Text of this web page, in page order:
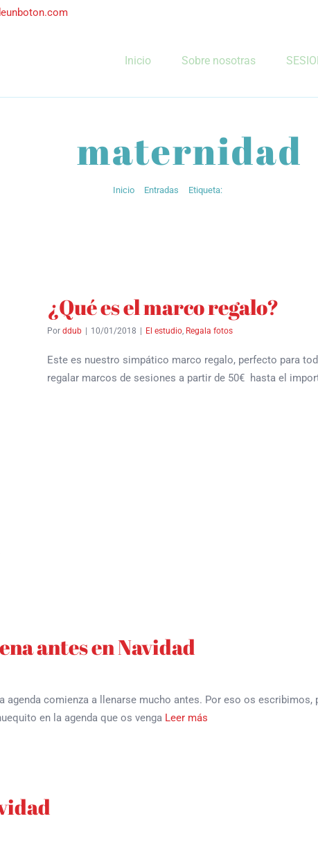
Inicio Sobre nosotras
maternidad
Inicio Entradas Etiqueta:
¿Qué es el marco regalo?
Por ddub 10/01/2018 El estudio, Regala fotos
Este es nuestro simpático marco regalo, perfecto para
regalar marcos de sesiones a partir de 50€ hasta el
antes en Navidad
agenda comienza a llenarse mucho antes. Por eso os
en la agenda que os venga Leer más